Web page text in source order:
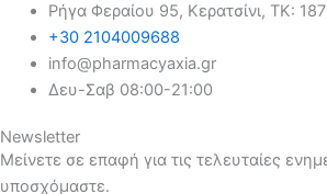
Ρήγα Φεραίου 95, Κερατσίνι, ΤΚ:
+30 2104009688
info@pharmacyaxia.gr
Δευ-Σαβ 08:00-21:00
Newsletter
Μείνετε σε επαφή για τις τελευταίες
υποσχόμαστε.